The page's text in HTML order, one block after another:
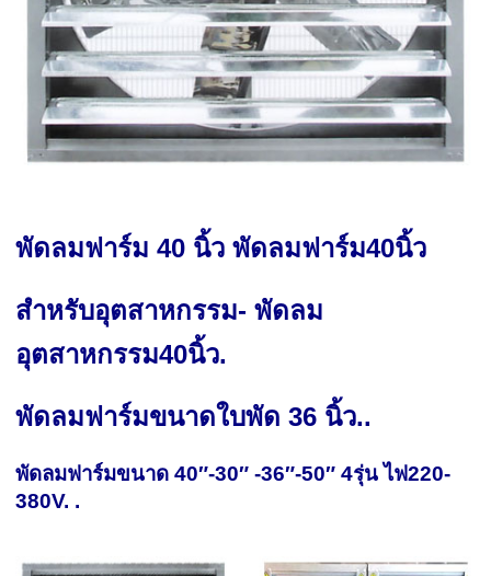
พัดลมฟาร์ม 40 นิ้ว พัดลมฟาร์ม40นิ้ว
สำหรับอุตสาหกรรม- พัดลม
อุตสาหกรรม40นิ้ว.
พัดลมฟาร์มขนาดใบพัด 36 นิ้ว..
พัดลมฟาร์มขนาด 40″-30″ -36″-50″ 4รุ่น ไฟ220-
380V. .